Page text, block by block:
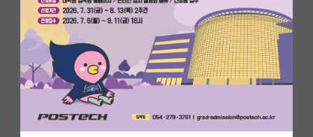
커뮤니티 홈
전체글보기
베스트 게시판
IF 명예의전당
자유 게시판(아무개랩)